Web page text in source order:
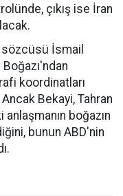
çıkış ise İran
sözcüsü İsmail
koordinatları
Bekayi, Tahran
boğazın
bunun ABD'nin